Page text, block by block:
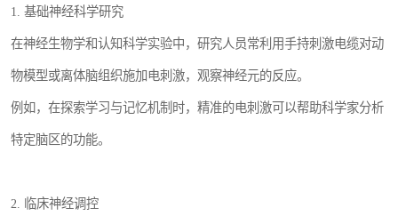
1. 基础神经科学研究
在神经生物学和认知科学实验中，研究人员常利用手持刺激电缆对动
物模型或离体脑组织施加电刺激，观察神经元的反应。
例如，在探索学习与记忆机制时，精准的电刺激可以帮助科学家分析
特定脑区的功能。
2. 临床神经调控